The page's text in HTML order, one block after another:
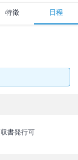
特徴 日程
書発行可